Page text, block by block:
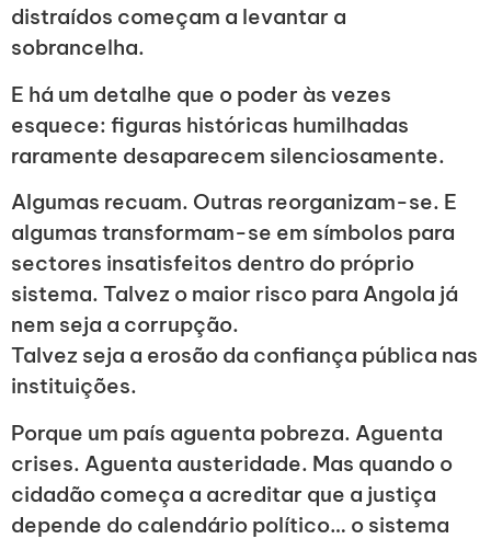
distraídos começam a levantar a
sobrancelha.
E há um detalhe que o poder às vezes
esquece: figuras históricas humilhadas
raramente desaparecem silenciosamente.
Algumas recuam. Outras reorganizam-se. E
algumas transformam-se em símbolos para
sectores insatisfeitos dentro do próprio
sistema. Talvez o maior risco para Angola já
nem seja a corrupção.
Talvez seja a erosão da confiança pública nas
instituições.
Porque um país aguenta pobreza. Aguenta
crises. Aguenta austeridade. Mas quando o
cidadão começa a acreditar que a justiça
depende do calendário político… o sistema